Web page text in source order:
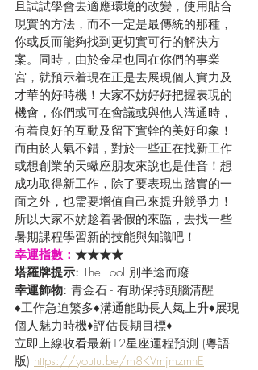
且試試學會去適應環境的改變，使用貼合
現實的方法，而不一定是最傳統的那種，
你或反而能夠找到更切實可行的解決方
案。同時，由於金星也同在你們的事業
宮，就預示着現在正是去展現個人實力及
才華的好時機！大家不妨好好把握表現的
機會，你們或可在會議或與他人溝通時，
有着良好的互動及留下實幹的美好印象！
而由於人氣不錯，對於一些正在找新工作
或想創業的天蠍座朋友來說也是佳音！想
成功取得新工作，除了要表現出踏實的一
面之外，也需要增值自己來提升競爭力！
所以大家不妨趁着暑假的來臨，去找一些
暑期課程學習新的技能與知識吧！
幸運指數： ★★★★
塔羅牌提示: The Fool 別半途而廢
幸運飾物: 青金石 - 有助保持頭腦清醒
♦工作急迫繁多♦溝通能助長人氣上升♦展現
個人魅力時機♦評估長期目標♦
立即上線收看最新12星座運程預測 (粵語
版) https://youtu.be/m8KVmjmzmhE